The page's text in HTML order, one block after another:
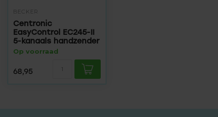
BECKER
Centronic
EasyControl EC245-II
5-kanaals handzender
Op voorraad
68,95